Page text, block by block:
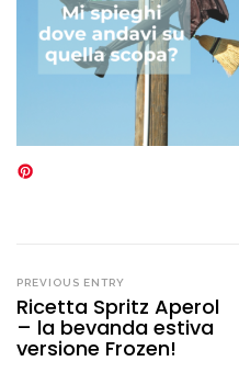
PREVIOUS ENTRY
Ricetta Spritz Aperol
– la bevanda estiva
versione Frozen!